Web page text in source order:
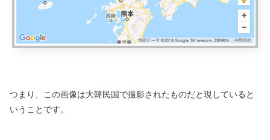
つまり、この画像は大韓民国で撮影されたものだと現していると
いうことです。